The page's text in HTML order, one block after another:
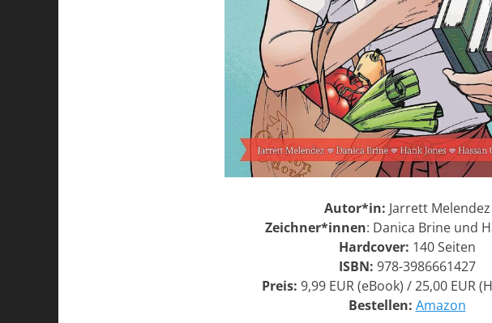
Autor*in: Jarrett Melendez
Zeichner*innen: Danica Brine und
Hardcover: 140 Seiten
ISBN: 978-3986661427
Preis: 9,99 EUR (eBook) / 25,00 EUR
Bestellen: Amazon